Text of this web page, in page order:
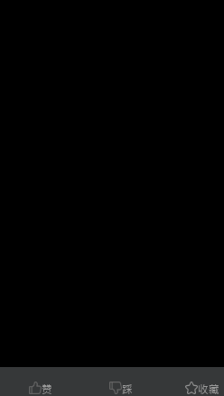
赞 踩 收藏